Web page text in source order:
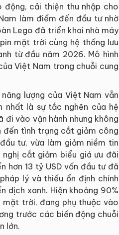
cải thiện thu nhập cho
làm điểm đến đầu tư nhờ
Lego đã triển khai nhà máy
mặt trời cùng hệ thống lưu
từ đầu năm 2026. Mô hình
Việt Nam trong chuỗi cung
lượng của Việt Nam vẫn
nhất là sự tắc nghẽn của hệ
vào vận hành nhưng không
đến tình trạng cắt giảm công
tư, vừa làm giảm niềm tin
cắt giảm biểu giá ưu đãi
hơn 13 tỷ USD vốn đầu tư đã
lý và thiếu ổn định chính
dịch xanh. Hiện khoảng 90%
mặt trời, đang phụ thuộc vào
trước các biến động chuỗi
lớn.